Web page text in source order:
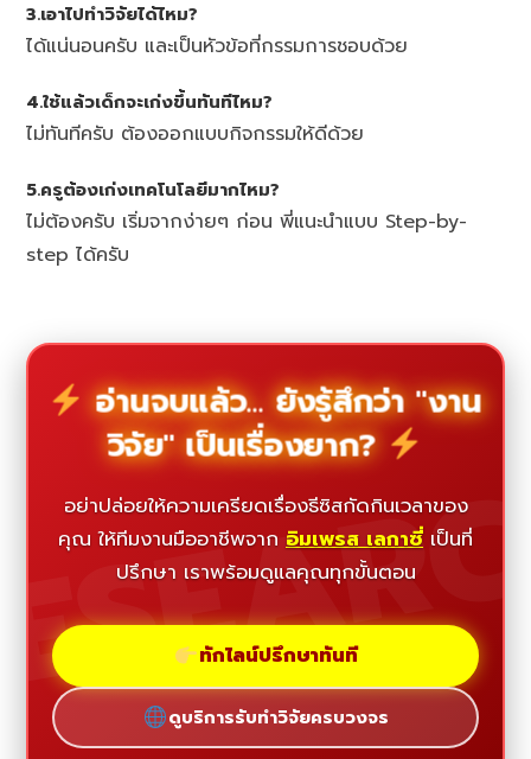
3.เอาไปทำวิจัยได้ไหม?
ได้แน่นอนครับ และเป็นหัวข้อที่กรรมการชอบด้วย
4.ใช้แล้วเด็กจะเก่งขึ้นทันทีไหม?
ไม่ทันทีครับ ต้องออกแบบกิจกรรมให้ดีด้วย
5.ครูต้องเก่งเทคโนโลยีมากไหม?
ไม่ต้องครับ เริ่มจากง่ายๆ ก่อน พี่แนะนำแบบ Step-by-
step ได้ครับ
อ่านจบแล้ว... ยังรู้สึกว่า "งาน
วิจัย" เป็นเรื่องยาก?
อย่าปล่อยให้ความเครียดเรื่องธีซิสกัดกินเวลาของ
คุณ ให้ทีมงานมืออาชีพจาก อิมเพรส เลกาซี่ เป็นที่
ปรึกษา เราพร้อมดูแลคุณทุกขั้นตอน
ทักไลน์ปรึกษาทันที
ดูบริการรับทำวิจัยครบวงจร